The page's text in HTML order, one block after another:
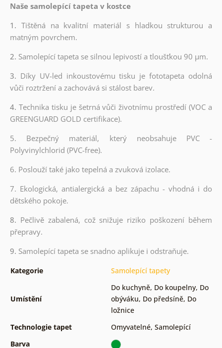
Naše samolepící tapeta v kostce
1. Tištěná na kvalitní materiál s hladkou strukturou a
matným povrchem.
2. Samolepící tapeta se silnou lepivostí a tloušťkou 90 µm.
3. Díky UV-led inkoustovému tisku je fototapeta odolná
vůči roztržení a zachovává si stálost barev.
4. Technika tisku je šetrná vůči životnímu prostředí (VOC a
GREENGUARD GOLD certifikace).
5. Bezpečný materiál, který neobsahuje PVC -
Polyvinylchlorid (PVC-free).
6. Poslouží také jako tepelná a zvuková izolace.
7. Ekologická, antialergická a bez zápachu - vhodná i do
dětského pokoje.
8. Pečlivě zabalená, což snižuje riziko poškození během
přepravy.
9. Samolepící tapeta se snadno aplikuje i odstraňuje.
Kategorie Samolepící tapety
Umístění
Do kuchyně, Do koupelny, Do
obýváku, Do předsíně, Do
ložnice
Technologie tapet
Omyvatelné, Samolepící
Barva